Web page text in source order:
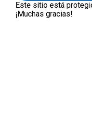
Este sitio está
¡Muchas gracias!